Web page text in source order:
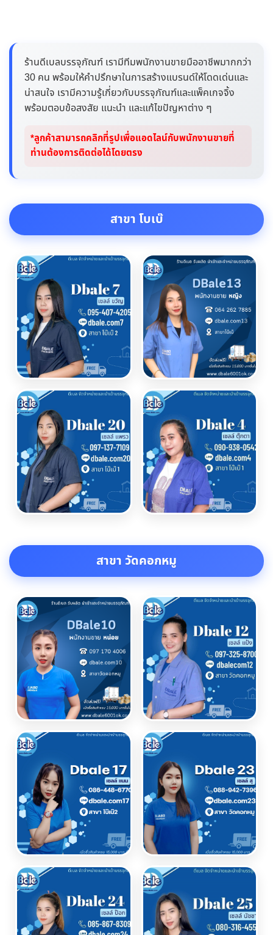
ร้านดีเบลบรรจุภัณฑ์ เรามีทีมพนักงานขายมืออาชีพมากกว่า
30 คน พร้อมให้คำปรึกษาในการสร้างแบรนด์ให้โดดเด่นและ
น่าสนใจ เรามีความรู้เกี่ยวกับบรรจุภัณฑ์และแพ็คเกจจิ้ง
พร้อมตอบข้อสงสัย แนะนำ และแก้ไขปัญหาต่าง ๆ
*ลูกค้าสามารถคลิกที่รูปเพื่อแอดไลน์กับพนักงานขายที่
ท่านต้องการติดต่อได้โดยตรง
สาขา โบเบ๊
สาขา วัดคอกหมู